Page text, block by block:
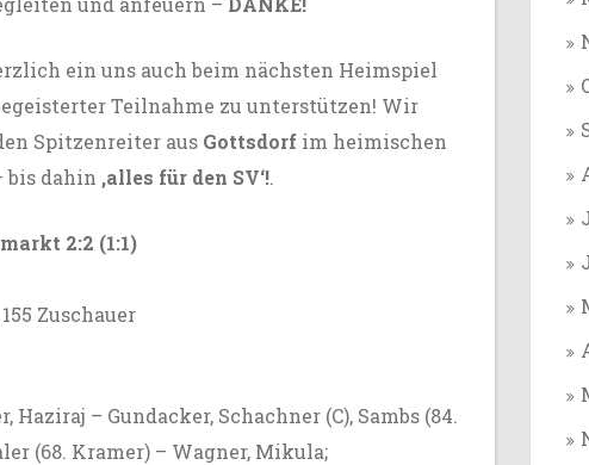
ein uns auch beim nächsten Heimspiel
Teilnahme zu unterstützen! Wir
Spitzenreiter aus Gottsdorf im heimischen
bis dahin ,alles für den SV‘!.
2:2 (1:1)
Zuschauer
– Gundacker, Schachner (C), Sambs (84.
(68. Kramer) – Wagner, Mikula;